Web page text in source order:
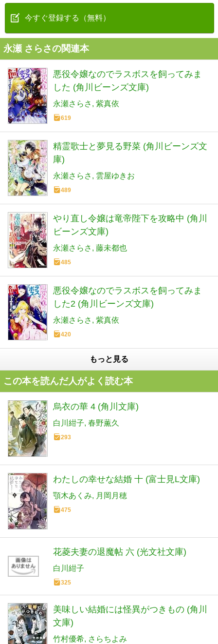
今すぐ登録する（無料）
永瀬 さらさの関連本
悪役令嬢なのでラスボスを飼ってみま
した (角川ビーンズ文庫)
永瀬さらさ 紫真依
619
精霊歌士と夢見る野菜 (角川ビーンズ文
庫)
永瀬さらさ 雲屋ゆきお
489
やり直し令嬢は竜帝陛下を攻略中 (角川
ビーンズ文庫)
永瀬さらさ 藤未都也
485
悪役令嬢なのでラスボスを飼ってみま
した2 (角川ビーンズ文庫)
永瀬さらさ 紫真依
420
もっと見る
この本を読んだ人がよく読む本
烏衣の華 4 (角川文庫)
白川紺子 春野薫久
293
わたしの幸せな結婚 十 (富士見L文庫)
顎木あくみ 月岡月穂
475
花菱夫妻の退魔帖 六 (光文社文庫)
白川紺子
325
美味しい結婚には怪異がつきもの (角川
文庫)
竹村優希 さらちよみ